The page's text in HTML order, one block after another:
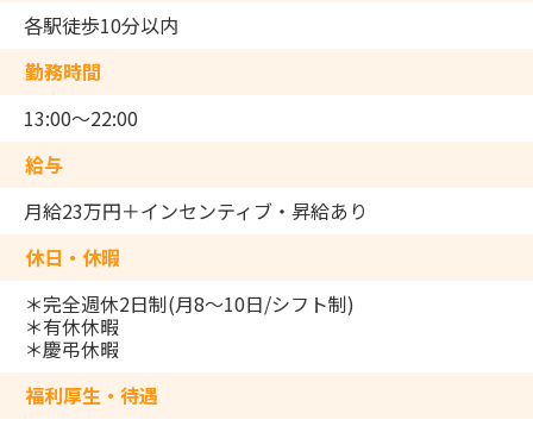
各駅徒歩10分以内
勤務時間
13:00～22:00
給与
月給23万円＋インセンティブ・昇給あり
休日・休暇
＊完全週休2日制(月8～10日/シフト制)
＊有休休暇
＊慶弔休暇
福利厚生・待遇